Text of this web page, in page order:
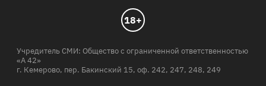
18+
Учредитель СМИ: Общество с ограниченной ответственностью
«А 42»
г. Кемерово, пер. Бакинский 15, оф. 242, 247, 248, 249